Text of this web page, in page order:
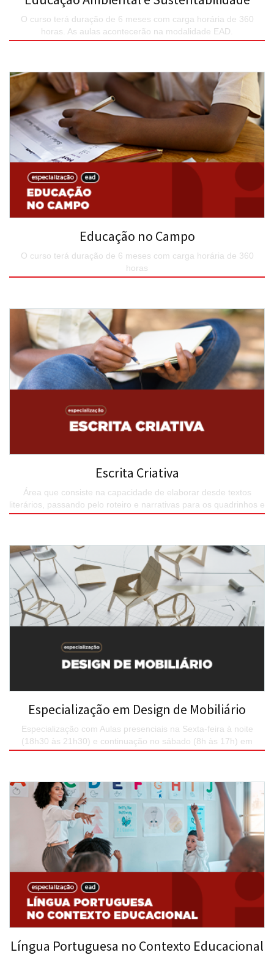
O curso terá duração de 6 meses com carga horária de 360
horas. As aulas acontecerão na modalidade EAD.
Educação no Campo
O curso terá duração de 6 meses com carga horária de 360
horas
Escrita Criativa
Área que consiste na capacidade de elaborar desde textos
literários, passando pelo roteiro e narrativas para os quadrinhos e
o cinema.
Especialização em Design de Mobiliário
Especialização com Aulas presenciais na Sexta-feira à noite
(18h30 às 21h30) e continuação no sábado (8h às 17h) em
encontros quinzenais.
Língua Portuguesa no Contexto Educacional